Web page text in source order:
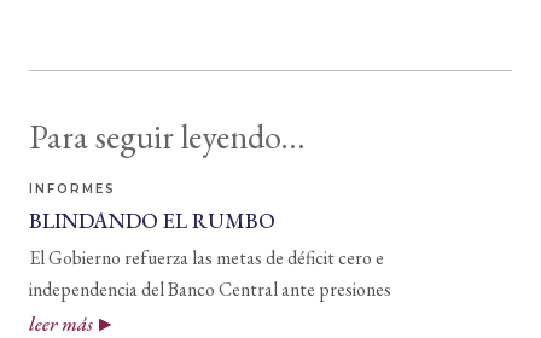
Para seguir leyendo...
INFORMES
BLINDANDO EL RUMBO
El Gobierno refuerza las metas de déficit cero e
independencia del Banco Central ante presiones
leer más